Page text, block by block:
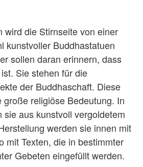
wird die Stirnseite von einer
kunstvoller Buddhastatuen
sollen daran erinnern, dass
Sie stehen für die
der Buddhaschaft. Diese
große religiöse Bedeutung. In
sie aus kunstvoll vergoldetem
werden sie innen mit
mit Texten, die in bestimmter
Gebeten eingefüllt werden.